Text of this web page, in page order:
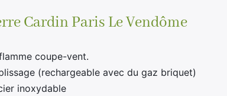
Cardin Paris Le Vendôme
coupe-vent.
(rechargeable avec du gaz briquet)
inoxydable